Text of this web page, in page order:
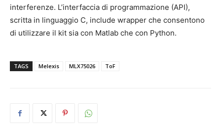
interferenze. L’interfaccia di programmazione (API),
scritta in linguaggio C, include wrapper che consentono
di utilizzare il kit sia con Matlab che con Python.
TAGS Melexis MLX75026 ToF